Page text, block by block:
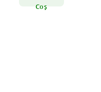
Coş